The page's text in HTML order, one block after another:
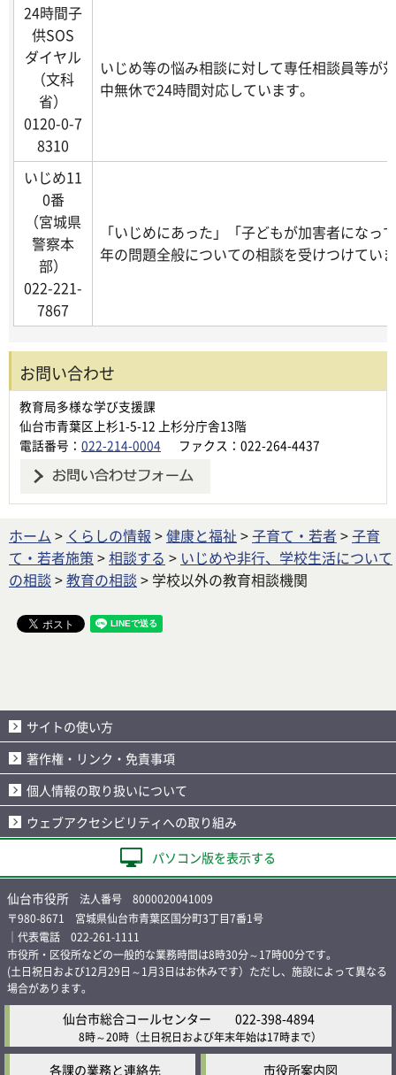
24時間子
供SOS
ダイヤル
（文科
省）
0120-0-7
8310
いじめ等の悩み相談に対して専任相談員等が
中無休で24時間対応しています。
いじめ11
0番
（宮城県
警察本
部）
022-221-
7867
「いじめにあった」「子どもが加害者になっ
年の問題全般についての相談を受けつけてい
お問い合わせ
教育局多様な学び支援課
仙台市青葉区上杉1-5-12 上杉分庁舎13階
電話番号： 022-214-0004 ファクス：022-264-4437
ホーム > くらしの情報 >健康と福祉 >子育て・若者 >子育
て・若者施策 >相談する > いじめや非行、学校生活について
の相談 >教育の相談 > 学校以外の教育相談機関
サイトの使い方
著作権・リンク・免責事項
個人情報の取り扱いについて
ウェブアクセシビリティへの取り組み
パソコン版を表示する
仙台市役所 法人番号 8000020041009
〒980-8671 宮城県仙台市青葉区国分町3丁目7番1号
｜代表電話 022-261-1111
市役所・区役所などの一般的な業務時間は8時30分～17時00分です。
(土日祝日および12月29日～1月3日はお休みです）ただし、施設によって異なる
場合があります。
仙台市総合コールセンター 022-398-4894
8時～20時 （土日祝日および年末年始は17時まで）
各課の業務と連絡先 市役所案内図